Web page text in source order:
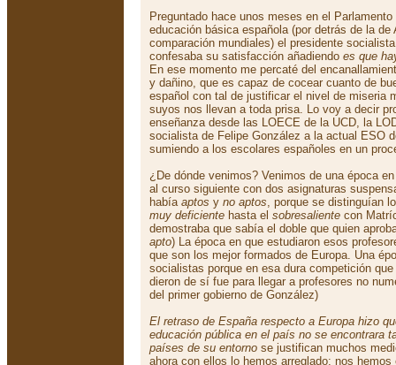
Preguntado hace unos meses en el
educación básica española (por detrás de la
comparación mundiales) el presidente
confesaba su satisfacción añadiendo es que
En ese momento me percaté del
y dañino, que es capaz de cocear cuanto de
español con tal de justificar el nivel de miseria
suyos nos llevan a toda prisa. Lo voy a decir
enseñanza desde las LOECE de la UCD, la
socialista de Felipe González a la actual ESO
sumiendo a los escolares españoles en un
¿De dónde venimos? Venimos de una época
al curso siguiente con dos asignaturas
había aptos y no aptos, porque se distinguían
muy deficiente hasta el sobresaliente con
demostraba que sabía el doble que quien
apto) La época en que estudiaron esos
que son los mejor formados de Europa. Una
socialistas porque en esa dura competición
dieron de sí fue para llegar a profesores no
del primer gobierno de González)
El retraso de España respecto a Europa hizo
educación pública en el país no se encontrara
países de su entorno se justifican muchos
ahora con ellos lo hemos arreglado: nos